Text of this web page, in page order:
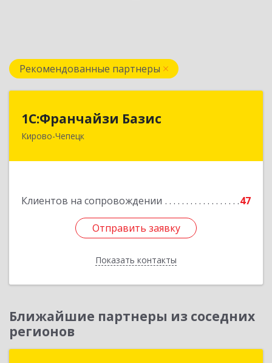
Рекомендованные партнеры
1С:Франчайзи Базис
Кирово-Чепецк
Клиентов на сопровождении 47
Отправить заявку
Показать контакты
613044, Кировская обл, город Кирово-Чепецк
Подробнее
Отправить заявку
Назад
Ближайшие партнеры из соседних
регионов